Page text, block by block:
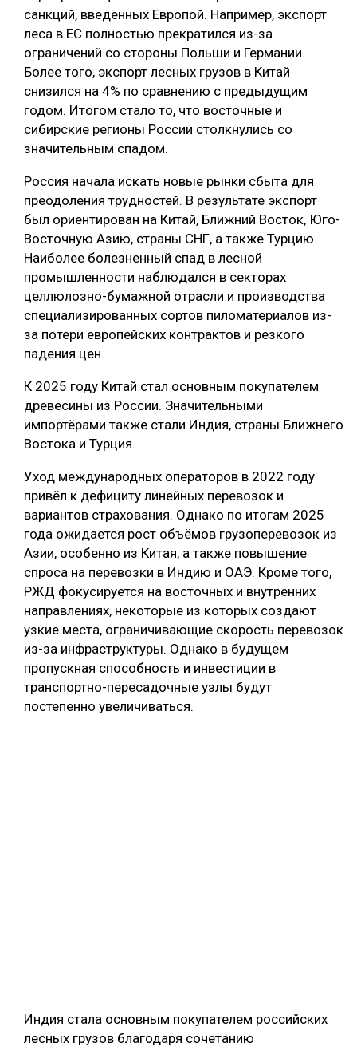
санкций, введённых Европой. Например, экспорт
леса в ЕС полностью прекратился из-за
ограничений со стороны Польши и Германии.
Более того, экспорт лесных грузов в Китай
снизился на 4% по сравнению с предыдущим
годом. Итогом стало то, что восточные и
сибирские регионы России столкнулись со
значительным спадом.
Россия начала искать новые рынки сбыта для
преодоления трудностей. В результате экспорт
был ориентирован на Китай, Ближний Восток, Юго-
Восточную Азию, страны СНГ, а также Турцию.
Наиболее болезненный спад в лесной
промышленности наблюдался в секторах
целлюлозно-бумажной отрасли и производства
специализированных сортов пиломатериалов из-
за потери европейских контрактов и резкого
падения цен.
К 2025 году Китай стал основным покупателем
древесины из России. Значительными
импортёрами также стали Индия, страны Ближнего
Востока и Турция.
Уход международных операторов в 2022 году
привёл к дефициту линейных перевозок и
вариантов страхования. Однако по итогам 2025
года ожидается рост объёмов грузоперевозок из
Азии, особенно из Китая, а также повышение
спроса на перевозки в Индию и ОАЭ. Кроме того,
РЖД фокусируется на восточных и внутренних
направлениях, некоторые из которых создают
узкие места, ограничивающие скорость перевозок
из-за инфраструктуры. Однако в будущем
пропускная способность и инвестиции в
транспортно-пересадочные узлы будут
постепенно увеличиваться.
Индия стала основным покупателем российских
лесных грузов благодаря сочетанию